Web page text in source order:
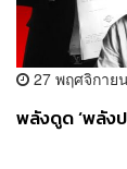
27 พฤศจิกาย
พลังดูด ‘พลัง